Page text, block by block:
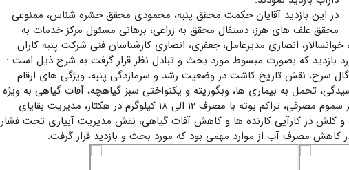
در این بازدید آقایان حکمت محقق پنبه، محمودی محقق حشره شناس، ممنوعی
محقق علف های هرز، دستفال محقق به زراعی، برهانی مسئول مرکز خدمات به
انصاری مدیرعامل، جعفری، انصاری کارشناسان فنی شرکت پنبه کاران
بازدید که بصورت مبسوط مورد بحث و تبادل نظر قرار گرفت به شرح ذیل است :
سرخ، نقش تاریخ کاشت در وضعیت رشد و سرمازدگی پنبه، ویژگی های ارقام
تحمل به بیماری ها، وبگوریته و یکنواختی سبز گیاهچه، آفات گیاهی به ویژه
مصرفی، تراکم بوته با مصرف ۱۲ الی ۱۸ کیلوگرم در هکتار، مدیریت بقایای
و کلش در کارآیی کارنده ها و کاهش آفات گیاهی، نقش مدیریت آبیاری تحت فشار
کاهش مصرف آب از موارد مهمی بود که مورد بحث و بازدید قرار گرفت.